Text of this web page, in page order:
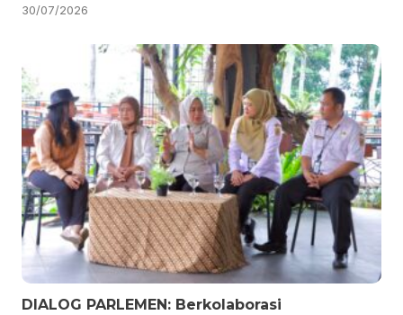
30/07/2026
DIALOG PARLEMEN: Berkolaborasi